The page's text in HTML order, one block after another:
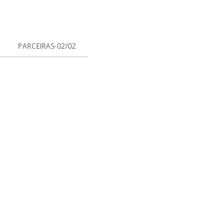
PARCEIRAS-02/02